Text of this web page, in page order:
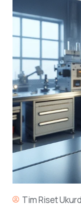
Tim Riset